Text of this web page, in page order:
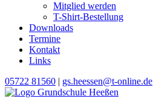
Mitglied werden
T-Shirt-Bestellung
Downloads
Termine
Kontakt
Links
05722 81560 | gs.heessen@t-online.de